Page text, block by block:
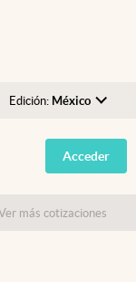
Edición: México
Argentina
España
USA
Acceder
más cotizaciones